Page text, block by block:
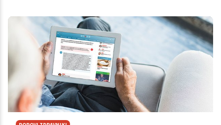
Mož se zdravi za rako...